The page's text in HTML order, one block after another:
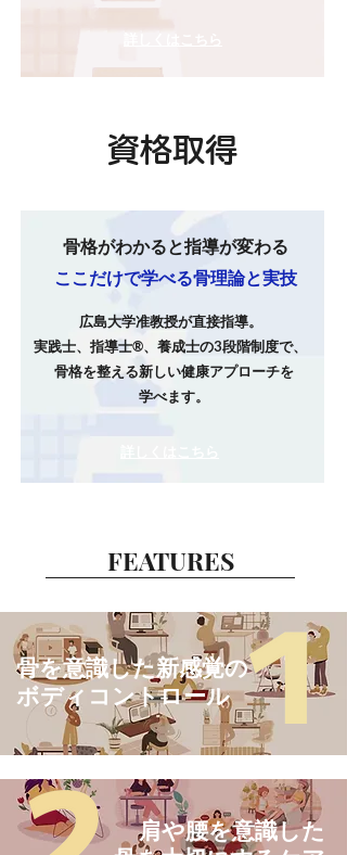
資格取得
骨格がわかると指導が変わる
ここだけで学べる骨理論と実技
広島大学准教授が直接指導。
実践士、指導士®、養成士の3段階制度で、
骨格を整える新しい健康アプローチを
学べます。
​FEATURES
骨を意識した新感覚の
ボディコントロール
肩や腰を意識した